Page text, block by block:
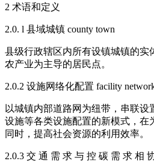
2 术语和定义
2.0. l 县域城镇 county town
县级行政辖区内所有设镇城镇的实
农产业为主导的居民点。
2.0.2 设施网络化配置 facility
以城镇内部道路网为纽带，串联设
设施等各类设施配置的新模式，在
同时，提高社会资源的利用效率。
2.0.3 交 通 需 求 与 控 碳 需 求 相